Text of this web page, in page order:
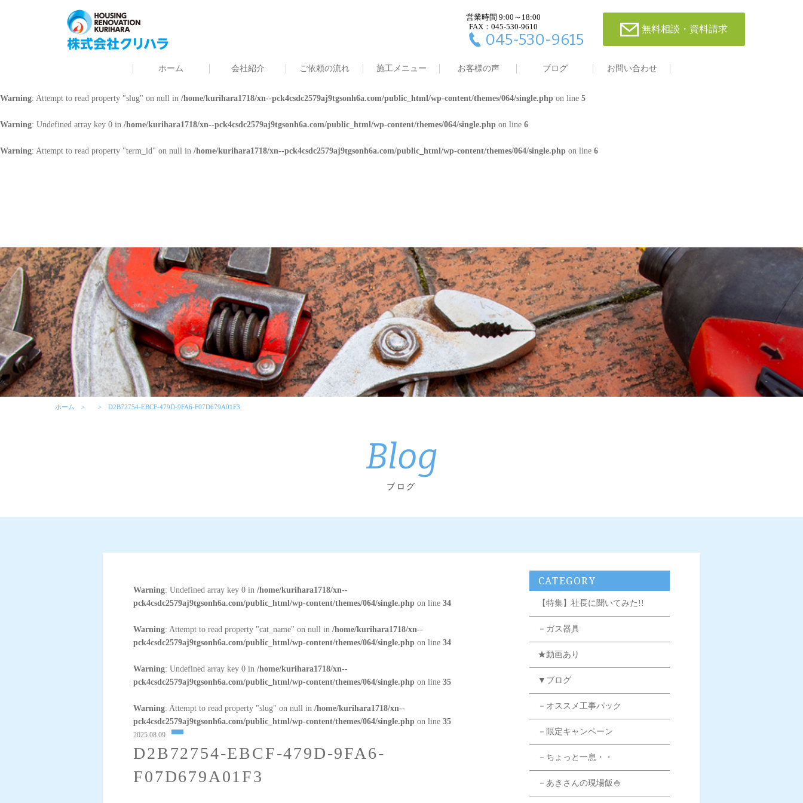
営業時間 9:00～18:00
FAX：045-530-9610
045-530-9615
無料相談・資料請求
ホーム 会社紹介 ご依頼の流れ 施工メニュー お客様の声 ブログ お問い合わせ
: Undefined array key 0 in/home/kurihara1718/xn--pck4csdc2579aj9tgsonh6a.com/public_html/wp-content/themes/064/single.phpon line4
: Attempt to read property "cat_name" on null in /home/kurihara1718/xn--pck4csdc2579aj9tgsonh6a.com/public_html/wp-content/themes/064/single.phpon line 4
/home/kurihara1718/xn--pck4csdc2579aj9tgsonh6a.com/public_html/wp-content/themes/064/single.phpon line
Warning: Attempt to read property "slug" on null in /home/kurihara1718/xn--pck4csdc2579aj9tgsonh6a.com/public_html/wp-content/themes/064/single.php on line 5
Warning: Undefined array key 0 in /home/kurihara1718/xn--pck4csdc2579aj9tgsonh6a.com/public_html/wp-content/themes/064/single.php on line 6
Warning: Attempt to read property "term_id" on null in /home/kurihara1718/xn--pck4csdc2579aj9tgsonh6a.com/public_html/wp-content/themes/064/single.php on line 6
ホーム D2B72754-EBCF-479D-9FA6-F07D679A01F3
Blog
ブログ
Warning: Undefined array key 0 in/home/kurihara1718/xn--
pck4csdc2579aj9tgsonh6a.com/public_html/wp-content/themes/064/single.php on line34
Warning: Attempt to read property "cat_name" on null in/home/kurihara1718/xn--
pck4csdc2579aj9tgsonh6a.com/public_html/wp-content/themes/064/single.php on line34
Warning: Undefined array key 0 in/home/kurihara1718/xn--
pck4csdc2579aj9tgsonh6a.com/public_html/wp-content/themes/064/single.php on line35
Warning: Attempt to read property "slug" on null in/home/kurihara1718/xn--
pck4csdc2579aj9tgsonh6a.com/public_html/wp-content/themes/064/single.php on line35
2025.08.09
D2B72754-EBCF-479D-9FA6-
F07D679A01F3
CATEGORY
【特集】社長に聞いてみた!!
－ガス器具
★動画あり
▼ブログ
－オススメ工事パック
－限定キャンペーン
－ちょっと一息・・
－あきさんの現場飯🍚